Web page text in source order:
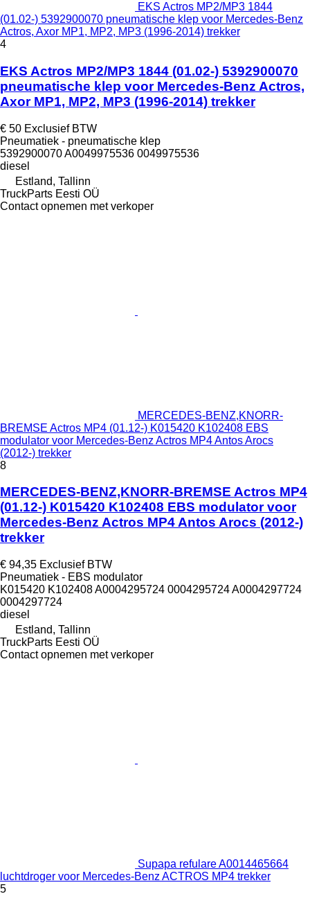
EKS Actros MP2/MP3 1844
(01.02-) 5392900070 pneumatische klep voor Mercedes-Benz
Actros, Axor MP1, MP2, MP3 (1996-2014) trekker
4
EKS Actros MP2/MP3 1844 (01.02-) 5392900070
pneumatische klep voor Mercedes-Benz Actros,
Axor MP1, MP2, MP3 (1996-2014) trekker
€ 50 Exclusief BTW
Pneumatiek - pneumatische klep
5392900070 A0049975536 0049975536
diesel
Estland, Tallinn
TruckParts Eesti OÜ
Contact opnemen met verkoper
MERCEDES-BENZ,KNORR-
BREMSE Actros MP4 (01.12-) K015420 K102408 EBS
modulator voor Mercedes-Benz Actros MP4 Antos Arocs
(2012-) trekker
8
MERCEDES-BENZ,KNORR-BREMSE Actros MP4
(01.12-) K015420 K102408 EBS modulator voor
Mercedes-Benz Actros MP4 Antos Arocs (2012-)
trekker
€ 94,35 Exclusief BTW
Pneumatiek - EBS modulator
K015420 K102408 A0004295724 0004295724 A0004297724
0004297724
diesel
Estland, Tallinn
TruckParts Eesti OÜ
Contact opnemen met verkoper
Supapa refulare A0014465664
luchtdroger voor Mercedes-Benz ACTROS MP4 trekker
5